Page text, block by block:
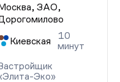
ЗАО,
Киевская
10
минут
Эко»